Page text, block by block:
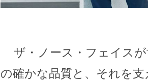
ザ・ノース・フェイス
の確かな品質と、それを